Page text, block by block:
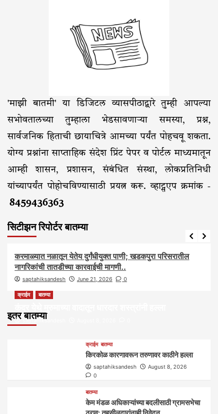
'माझी बातमी' या डिजिटल व्यासपीठाद्वारे तुम्ही आपल्या
सभोवतालच्या तुम्हाला भेडसावणाऱ्या समस्या, प्रश्न,
सार्वजनिक हिताची छायाचित्रे आमच्या पर्यंत पोहचवू शकता.
योग्य प्रश्नांना साप्ताहिक संदेश प्रिंट पेपर व पोर्टल माध्यमातून
आम्ही शासन, प्रशासन, संबंधित संस्था, लोकप्रतिनिधी
यांच्यापर्यंत पोहोचविण्यासाठी प्रयत्न करू. व्हाट्सएप क्रमांक -
8459436363
सिटीझन रिपोर्टर बातम्या
आरोग्य आवाज जनतेचा बातम्या
करमाळ्यात नळातून येतेय दुर्गंधीयुक्त पाणी; खडकपुरा परिसरातील
नागरिकांची तातडीच्या कारवाईची मागणी..
saptahiksandesh June 21, 2026 0
इतर बातम्या
क्राईम बातम्या
saptahiksandesh
क्राईम बातम्या
किरकोळ कारणावरून तरुणावर काठीने हल्ला
saptahiksandesh
August 8, 2026
0
बातम्या
केम मंडळ अधिकाऱ्यांच्या बदलीसाठी ग्रामसभेचा